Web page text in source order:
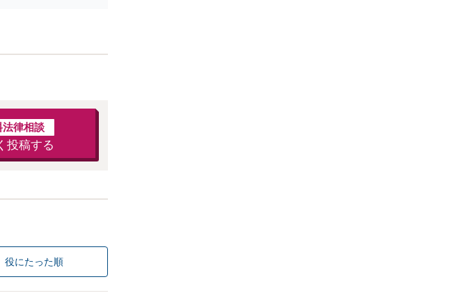
法律相談
投稿する
役にたった順